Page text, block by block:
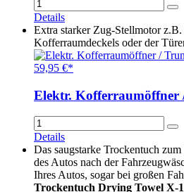
Details
Extra starker Zug-Stellmotor
Kofferraumdeckels oder der
59,95 €*
Elektr. Kofferraumöffner
Details
Das saugstarke Trockentuch
des Autos nach der
Ihres Autos, sogar bei großen
Trockentuch Drying Towel X-